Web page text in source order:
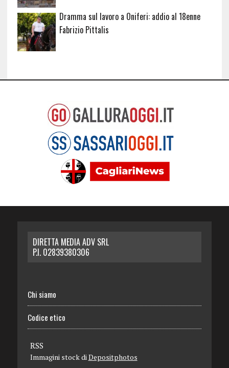
Dramma sul lavoro a Oniferi: addio al 18enne
Fabrizio Pittalis
DIRETTA MEDIA ADV SRL
P.I. 02839380306
Chi siamo
Codice etico
RSS
Immagini stock di Depositphotos